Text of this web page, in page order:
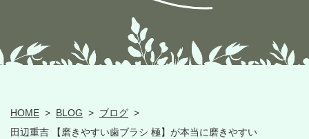
HOME > BLOG > ブログ >
田辺重吉 【磨きやすい歯ブラシ 極】が本当に磨きやすい